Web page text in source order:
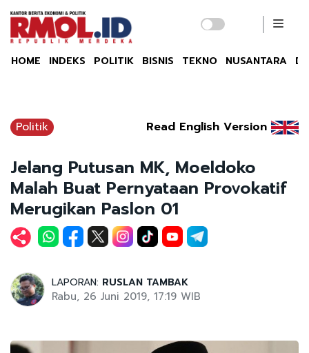
HOME INDEKS POLITIK BISNIS TEKNO NUSANTARA
Politik Read English Version
Jelang Putusan MK, Moeldoko
Malah Buat Pernyataan Provokatif
Merugikan Paslon 01
LAPORAN: RUSLAN TAMBAK
Rabu, 26 Juni 2019, 17:19 WIB